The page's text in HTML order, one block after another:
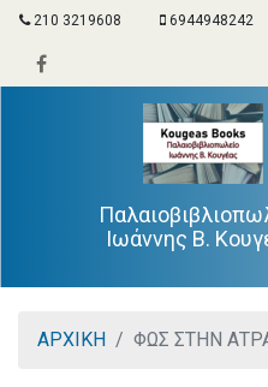
210 3219608 6944948242
Ιωάννης Β.
ΑΡΧΙΚΗ ΦΩΣ ΣΤΗΝ